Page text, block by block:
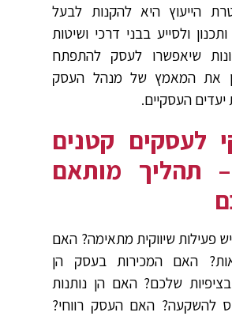
הייעוץ היא להקנות לבעל
ולסייע בבני דרכי ושיטות
שיאפשרו לעסק להתפתח
את המאמץ של מנהל העסק
העסקיים.
לעסקים קטנים
– תהליך מותאם
שיווקית מתאימה? האם
האם המכירות בעסק הן
שלכם? האם הן נותנות
להשקעה? האם העסק רווחי?